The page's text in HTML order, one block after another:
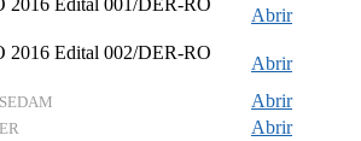
Abrir
2016 Edital 002/DER-RO
Abrir
Abrir
Abrir